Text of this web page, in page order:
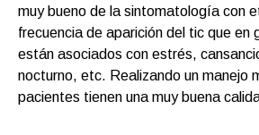
muy bueno de la sintomatología con
frecuencia de aparición del tic que en
están asociados con estrés,
nocturno, etc. Realizando un manejo
pacientes tienen una muy buena